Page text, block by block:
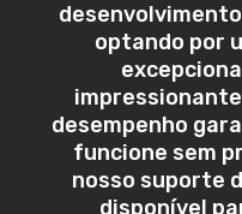
optando por
desempenho
funcione sem
nosso suporte
disponível